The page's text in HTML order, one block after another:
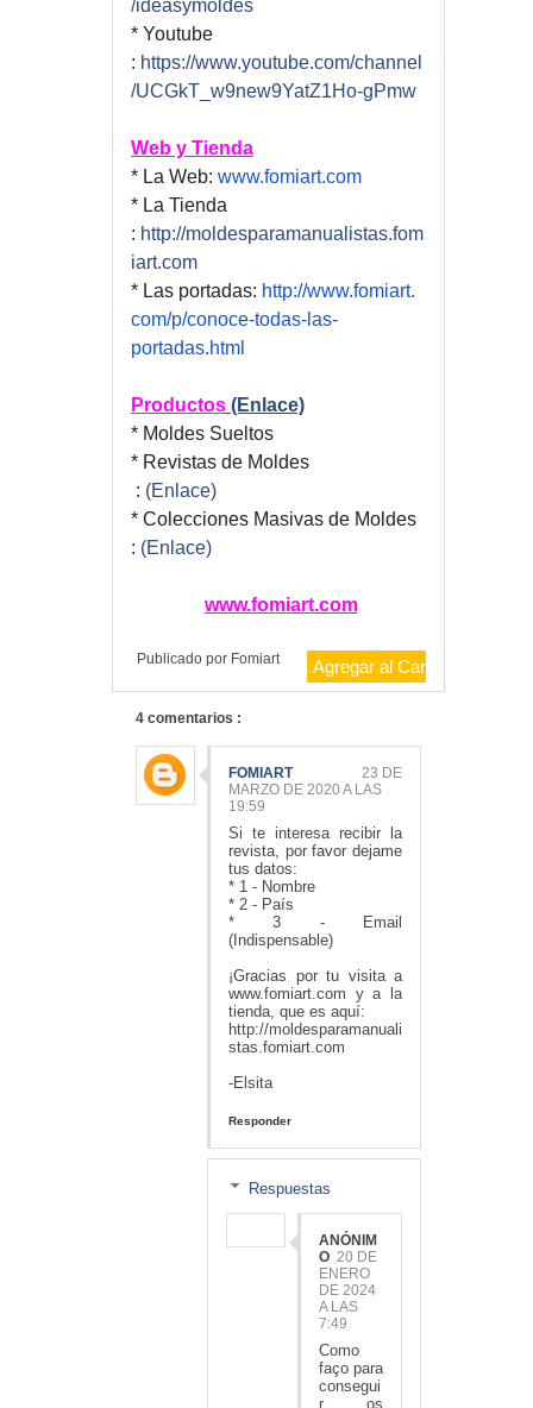
/ideasymoldes
* Youtube
: https://www.youtube.com/channel
/UCGkT_w9new9YatZ1Ho-gPmw
Web y Tienda
* La Web: www.fomiart.com
* La Tienda
: http://moldesparamanualistas.fom
iart.com
* Las portadas: http://www.fomiart.
com/p/conoce-todas-las-
portadas.html
Productos (Enlace)
* Moldes Sueltos
* Revistas de Moldes
: (Enlace)
* Colecciones Masivas de Moldes
: (Enlace)
www.fomiart.com
Publicado por Fomiart
4 comentarios :
FOMIART
23 DE
MARZO DE 2020 A LAS
19:59
Si te interesa recibir la
revista, por favor dejame
tus datos:
* 1 - Nombre
* 2 - País
* 3 - Email
(Indispensable)
¡Gracias por tu visita a
www.fomiart.com y a la
tienda, que es aquí:
http://moldesparamanuali
stas.fomiart.com
-Elsita
Responder
Respuestas
ANÓNIM
O 20 DE
ENERO
DE 2024
A LAS
7:49
Como
faço para
consegui
r os